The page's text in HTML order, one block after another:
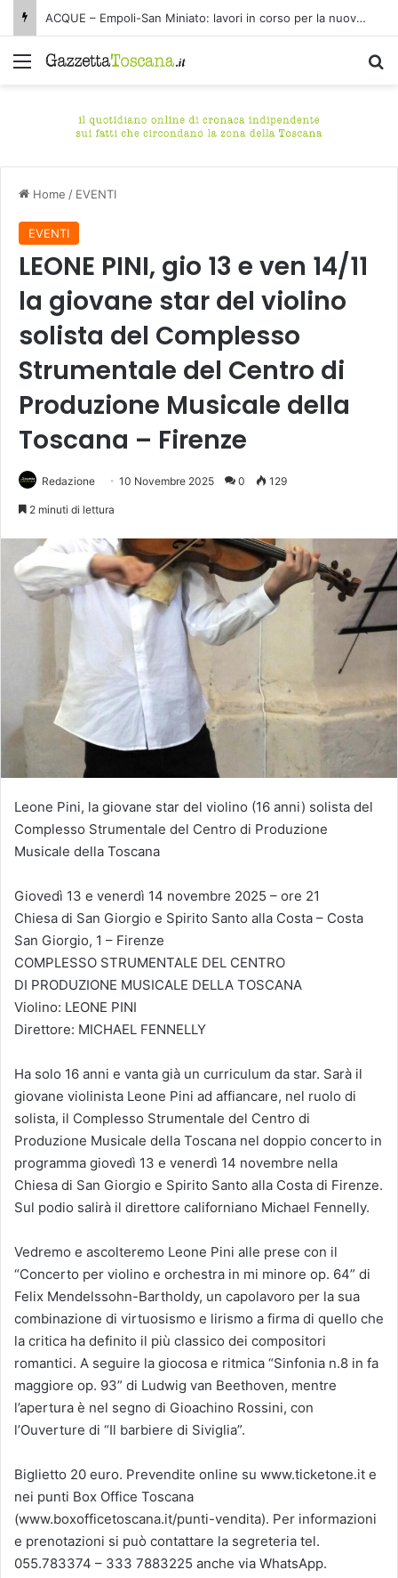
ACQUE – Empoli-San Miniato: lavori in corso per la nuova condotta fognaria Pagnana-Cuoiodepur
Menu
Home / EVENTI
EVENTI
LEONE PINI, gio 13 e ven 14/11
la giovane star del violino
solista del Complesso
Strumentale del Centro di
Produzione Musicale della
Toscana – Firenze
Redazione 10 Novembre 2025 0 129
2 minuti di lettura
Leone Pini, la giovane star del violino (16 anni) solista del
Complesso Strumentale del Centro di Produzione
Musicale della Toscana
Giovedì 13 e venerdì 14 novembre 2025 – ore 21
Chiesa di San Giorgio e Spirito Santo alla Costa – Costa
San Giorgio, 1 – Firenze
COMPLESSO STRUMENTALE DEL CENTRO
DI PRODUZIONE MUSICALE DELLA TOSCANA
Violino: LEONE PINI
Direttore: MICHAEL FENNELLY
Ha solo 16 anni e vanta già un curriculum da star. Sarà il
giovane violinista Leone Pini ad affiancare, nel ruolo di
solista, il Complesso Strumentale del Centro di
Produzione Musicale della Toscana nel doppio concerto in
programma giovedì 13 e venerdì 14 novembre nella
Chiesa di San Giorgio e Spirito Santo alla Costa di Firenze.
Sul podio salirà il direttore californiano Michael Fennelly.
Vedremo e ascolteremo Leone Pini alle prese con il
“Concerto per violino e orchestra in mi minore op. 64” di
Felix Mendelssohn-Bartholdy, un capolavoro per la sua
combinazione di virtuosismo e lirismo a firma di quello che
la critica ha definito il più classico dei compositori
romantici. A seguire la giocosa e ritmica “Sinfonia n.8 in fa
maggiore op. 93” di Ludwig van Beethoven, mentre
l’apertura è nel segno di Gioachino Rossini, con
l’Ouverture di “Il barbiere di Siviglia”.
Biglietto 20 euro. Prevendite online su www.ticketone.it e
nei punti Box Office Toscana
(www.boxofficetoscana.it/punti-vendita). Per informazioni
e prenotazioni si può contattare la segreteria tel.
055.783374 – 333 7883225 anche via WhatsApp.